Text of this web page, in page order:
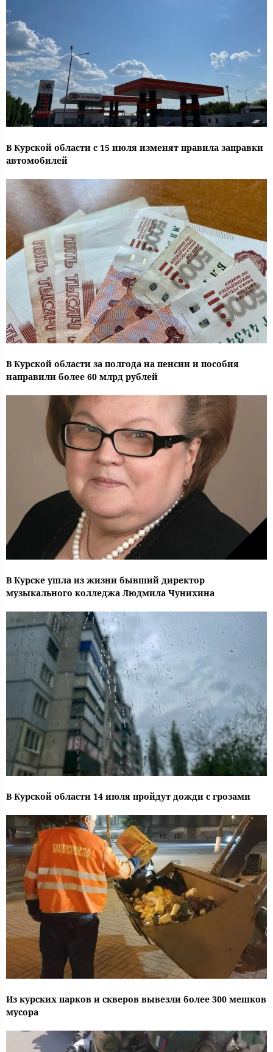
В Курской области с 15 июля изменят правила заправки
автомобилей
В Курской области за полгода на пенсии и пособия
направили более 60 млрд рублей
В Курске ушла из жизни бывший директор
музыкального колледжа Людмила Чунихина
В Курской области 14 июля пройдут дожди с грозами
Из курских парков и скверов вывезли более 300 мешков
мусора